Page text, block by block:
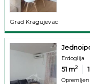
Grad Kragujevac
Erdoglija
51 m2